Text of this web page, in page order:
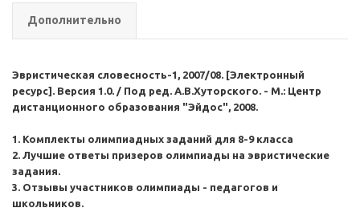
Дополнительно
Эвристическая словесность-1, 2007/08. [Электронный
ресурс]. Версия 1.0. / Под ред. А.В.Хуторского. - М.: Центр
дистанционного образования "Эйдос", 2008.
1. Комплекты олимпиадных заданий для 8-9 класса
2. Лучшие ответы призеров олимпиады на эвристические
задания.
3. Отзывы участников олимпиады - педагогов и
школьников.